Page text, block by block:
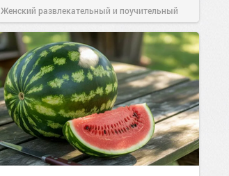
Женский развлекательный и поучительный
сайт.23:4006 авг 2026